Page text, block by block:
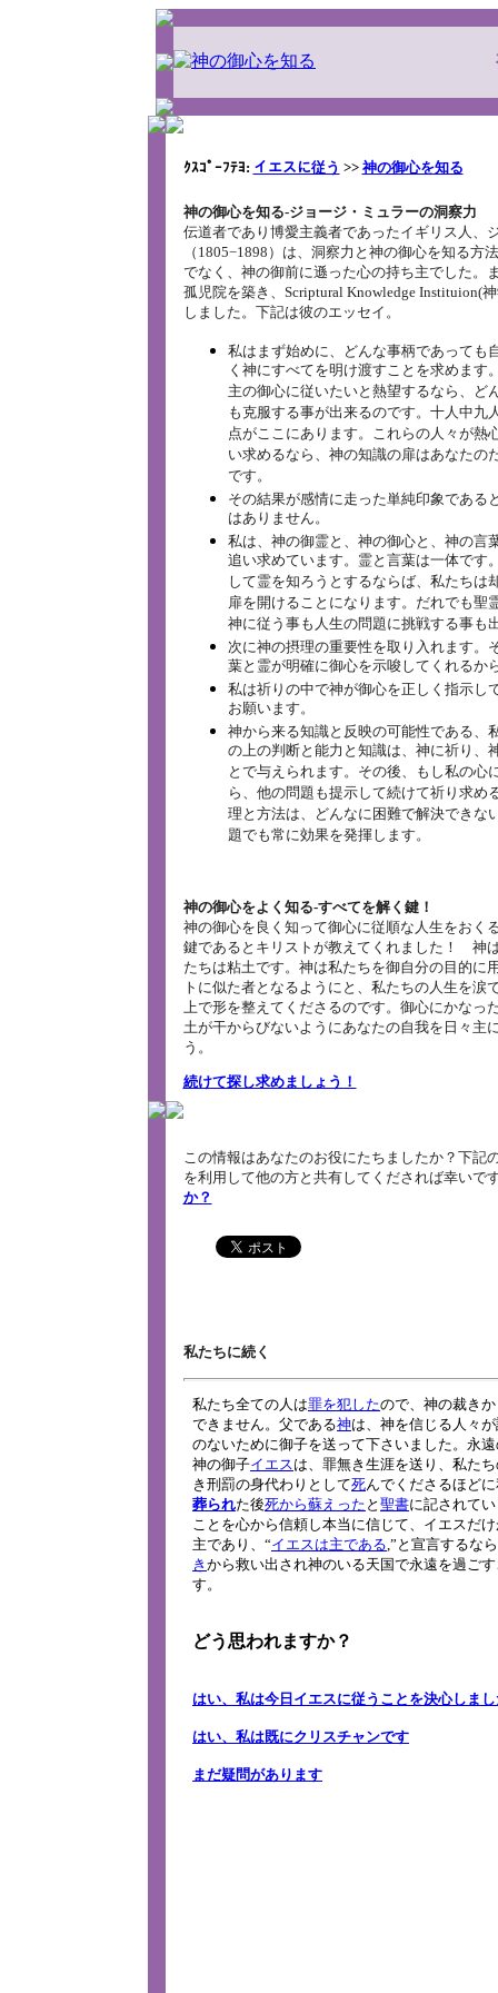
ｸｽｺﾟｰﾌﾃﾖ: イエスに従う >> 神の御心を知る
神の御心を知る‐ジョージ・ミュラーの洞察力
伝道者であり博愛主義者であったイギリス人、
（1805−1898）は、洞察力と神の御心を知る方
でなく、神の御前に遜った心の持ち主でした。
孤児院を築き、Scriptural Knowledge Instituion(
しました。下記は彼のエッセイ。
私はまず始めに、どんな事柄であっても
く神にすべてを明け渡すことを求めます
主の御心に従いたいと熱望するなら、ど
も克服する事が出来るのです。十人中九
点がここにあります。これらの人々が熱
い求めるなら、神の知識の扉はあなたの
です。
その結果が感情に走った単純印象である
はありません。
私は、神の御霊と、神の御心と、神の言
追い求めています。霊と言葉は一体です
して霊を知ろうとするならば、私たちは
扉を開けることになります。だれでも聖
神に従う事も人生の問題に挑戦する事も
次に神の摂理の重要性を取り入れます。
葉と霊が明確に御心を示唆してくれるか
私は祈りの中で神が御心を正しく指示し
お願います。
神から来る知識と反映の可能性である、
の上の判断と能力と知識は、神に祈り、
とで与えられます。その後、もし私の心
ら、他の問題も提示して続けて祈り求め
理と方法は、どんなに困難で解決できな
題でも常に効果を発揮します。
神の御心をよく知る‐すべてを解く鍵！
神の御心を良く知って御心に従順な人生をおく
鍵であるとキリストが教えてくれました！ 神
たちは粘土です。神は私たちを御自分の目的に
トに似た者となるようにと、私たちの人生を涙
上で形を整えてくださるのです。御心にかなっ
土が干からびないようにあなたの自我を日々主
う。
続けて探し求めましょう！
この情報はあなたのお役にたちましたか？下記
を利用して他の方と共有してくだされば幸いで
か？
私たちに続く